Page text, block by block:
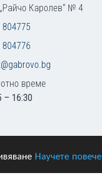
Научете повече
Каролев“ № 4
804775
804776
време
– 16:30